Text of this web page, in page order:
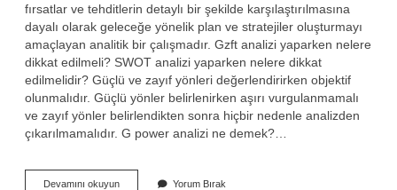
fırsatlar ve tehditlerin detaylı bir şekilde karşılaştırılmasına
dayalı olarak geleceğe yönelik plan ve stratejiler oluşturmayı
amaçlayan analitik bir çalışmadır. Gzft analizi yaparken nelere
dikkat edilmeli? SWOT analizi yaparken nelere dikkat
edilmelidir? Güçlü ve zayıf yönleri değerlendirirken objektif
olunmalıdır. Güçlü yönler belirlenirken aşırı vurgulanmamalı
ve zayıf yönler belirlendikten sonra hiçbir nedenle analizden
çıkarılmamalıdır. G power analizi ne demek?…
Devamını okuyunGzft
Yorum Bırak